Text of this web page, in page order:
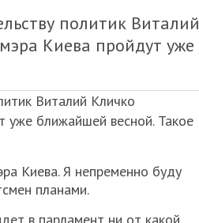
политик Виталий
Киева пройдут уже
Виталий Кличко
уже ближайшей весной. Такое
Киева. Я непременно буду
планами.